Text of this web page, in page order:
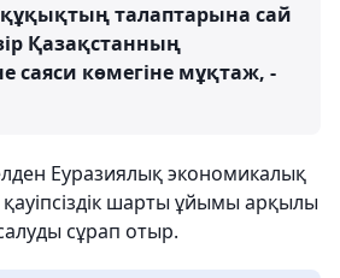
талаптарына сай
Қазақстанның
саяси көмегіне мұқтаж, -
Еуразиялық экономикалық
шарты ұйымы арқылы
сұрап отыр.